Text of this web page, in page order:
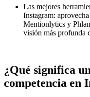
Las mejores
Instagram:
Mentionlytics y
visión más profunda
¿Qué significa
competencia en